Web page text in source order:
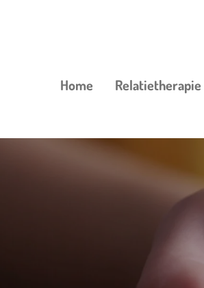
Home Relatietherapie